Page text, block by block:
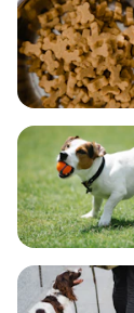
食事
トレーニング